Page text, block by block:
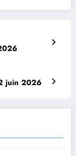
juin 2026